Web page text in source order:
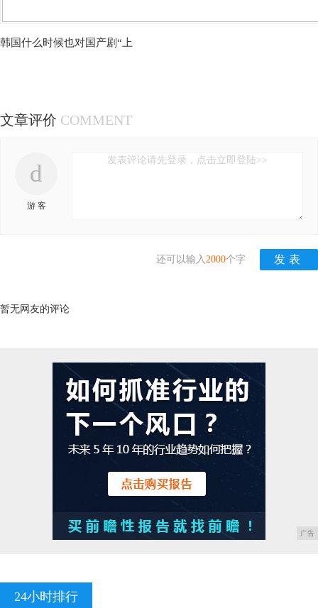
韩国什么时候也对国产剧“上
文章评价 COMMENT
d
游 客
发表评论请先登录，点击立即登陆>>
还可以输入 2000个字
暂无网友的评论
广告
24小时排行